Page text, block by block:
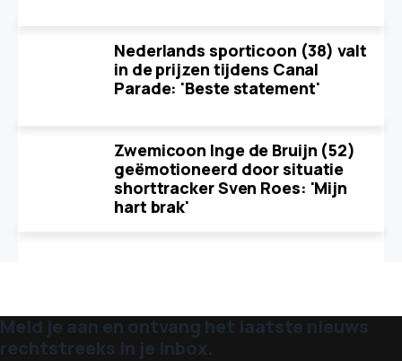
Nederlands sporticoon (38) valt
in de prijzen tijdens Canal
Parade: 'Beste statement'
Zwemicoon Inge de Bruijn (52)
geëmotioneerd door situatie
shorttracker Sven Roes: 'Mijn
hart brak'
Meld je aan en ontvang het laatste nieuws
rechtstreeks in je inbox.